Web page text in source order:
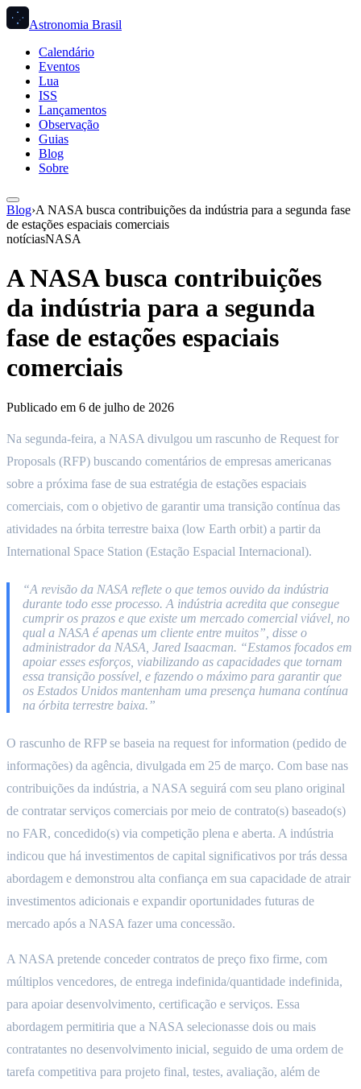
Astronomia Brasil
Calendário
Eventos
Lua
ISS
Lançamentos
Observação
Guias
Blog
Sobre
Blog›A NASA busca contribuições da indústria para a segunda fase
de estações espaciais comerciais
notíciasNASA
A NASA busca contribuições
da indústria para a segunda
fase de estações espaciais
comerciais
Publicado em 6 de julho de 2026
Na segunda-feira, a NASA divulgou um rascunho de Request for
Proposals (RFP) buscando comentários de empresas americanas
sobre a próxima fase de sua estratégia de estações espaciais
comerciais, com o objetivo de garantir uma transição contínua das
atividades na órbita terrestre baixa (low Earth orbit) a partir da
International Space Station (Estação Espacial Internacional).
“A revisão da NASA reflete o que temos ouvido da indústria
durante todo esse processo. A indústria acredita que consegue
cumprir os prazos e que existe um mercado comercial viável, no
qual a NASA é apenas um cliente entre muitos”, disse o
administrador da NASA, Jared Isaacman. “Estamos focados em
apoiar esses esforços, viabilizando as capacidades que tornam
essa transição possível, e fazendo o máximo para garantir que
os Estados Unidos mantenham uma presença humana contínua
na órbita terrestre baixa.”
O rascunho de RFP se baseia na request for information (pedido de
informações) da agência, divulgada em 25 de março. Com base nas
contribuições da indústria, a NASA seguirá com seu plano original
de contratar serviços comerciais por meio de contrato(s) baseado(s)
no FAR, concedido(s) via competição plena e aberta. A indústria
indicou que há investimentos de capital significativos por trás dessa
abordagem e demonstrou alta confiança em sua capacidade de atrair
investimentos adicionais e expandir oportunidades futuras de
mercado após a NASA fazer uma concessão.
A NASA pretende conceder contratos de preço fixo firme, com
múltiplos vencedores, de entrega indefinida/quantidade indefinida,
para apoiar desenvolvimento, certificação e serviços. Essa
abordagem permitiria que a NASA selecionasse dois ou mais
contratantes no desenvolvimento inicial, seguido de uma ordem de
tarefa competitiva para projeto final, testes, avaliação, além de